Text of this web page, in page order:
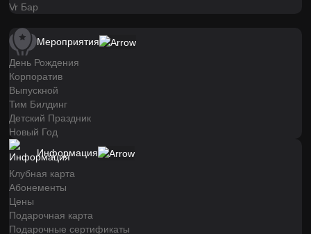
Vr Бар
Мероприятия
День Рождения
Корпоратив
Выпускной
Тим Билдинг
Детский Праздник
Новый Год
Информация
Клубная карта
Абонементы
Цены
Подарочная карта
Подарочные сертификаты